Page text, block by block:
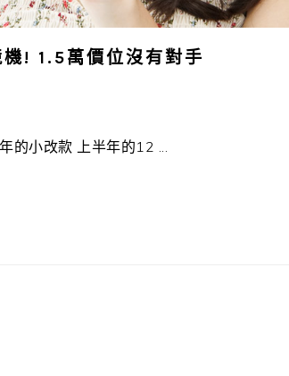
! 1.5萬價位沒有對手
的小改款 上半年的12 ...